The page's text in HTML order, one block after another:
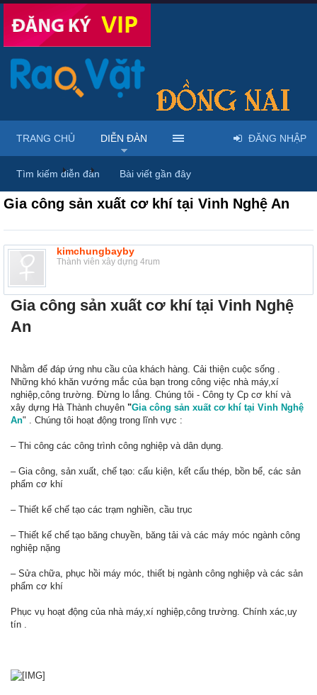
Diễn đàn ... Rao vặt tổng hợp - Uy tín - Miễn phí
Gia công sản xuất cơ khí tại Vinh Nghệ An
kimchungbayby
Thành viên xây dựng 4rum
Gia công sản xuất cơ khí tại Vinh Nghệ
An
Nhằm để đáp ứng nhu cầu của khách hàng. Cải thiện cuộc sống .
Những khó khăn vướng mắc của bạn trong công việc nhà máy,xí
nghiệp,công trường. Đừng lo lắng. Chúng tôi - Công ty Cp cơ khí và
xây dựng Hà Thành chuyên "Gia công sản xuất cơ khí tại Vinh Nghệ
An" . Chúng tôi hoạt động trong lĩnh vực :
– Thi công các công trình công nghiệp và dân dụng.
– Gia công, sản xuất, chế tạo: cấu kiện, kết cấu thép, bồn bể, các sản
phẩm cơ khí
– Thiết kế chế tạo các trạm nghiền, cầu trục
– Thiết kế chế tạo băng chuyền, băng tải và các máy móc ngành công
nghiệp nặng
– Sửa chữa, phục hồi máy móc, thiết bị ngành công nghiệp và các sản
phẩm cơ khí
Phục vụ hoạt động của nhà máy,xí nghiệp,công trường. Chính xác,uy
tín .
TRANG CHỦ DIỄN ĐÀN
Tìm kiếm diễn đàn Bài viết gần đây
ĐĂNG NHẬP